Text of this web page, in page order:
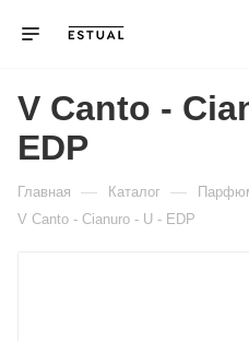
V Canto -
EDP
Главная — Каталог —
V Canto - Cianuro - U - EDP